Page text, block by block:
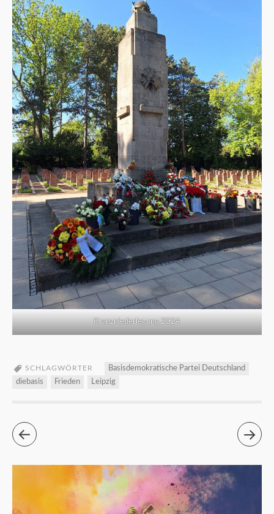
Kranzniederlegung 2024
SCHLAGWÖRTER
Basisdemokratische Partei Deutschland
diebasis
Frieden Leipzig